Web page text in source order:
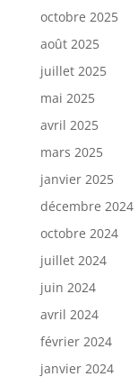
octobre 2025
août 2025
juillet 2025
mai 2025
avril 2025
mars 2025
janvier 2025
décembre 2024
octobre 2024
juillet 2024
juin 2024
avril 2024
février 2024
janvier 2024